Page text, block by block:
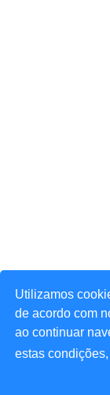
Utilizamos
de acordo com
ao continuar
estas condições,
© 2026 Portal Agora